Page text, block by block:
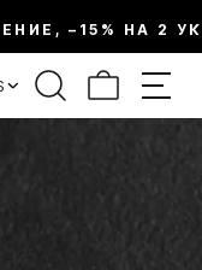
–15% НА 2